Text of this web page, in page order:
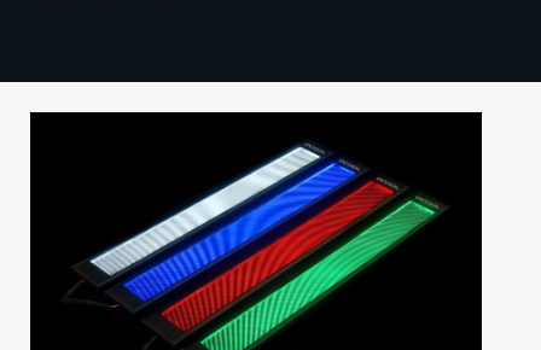
TECHBBS
VAIHDA TEEMA